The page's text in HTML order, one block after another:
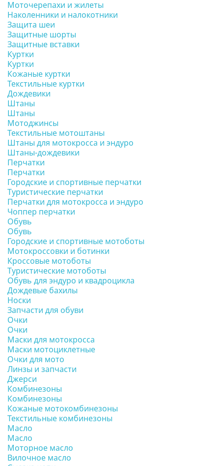
Моточерепахи и жилеты
Наколенники и налокотники
Защита шеи
Защитные шорты
Защитные вставки
Куртки
Куртки
Кожаные куртки
Текстильные куртки
Дождевики
Штаны
Штаны
Мотоджинсы
Текстильные мотоштаны
Штаны для мотокросса и эндуро
Штаны-дождевики
Перчатки
Перчатки
Городские и спортивные перчатки
Туристические перчатки
Перчатки для мотокросса и эндуро
Чоппер перчатки
Обувь
Обувь
Городские и спортивные мотоботы
Мотокроссовки и ботинки
Кроссовые мотоботы
Туристические мотоботы
Обувь для эндуро и квадроцикла
Дождевые бахилы
Носки
Запчасти для обуви
Очки
Очки
Маски для мотокросса
Маски мотоциклетные
Очки для мото
Линзы и запчасти
Джерси
Комбинезоны
Комбинезоны
Кожаные мотокомбинезоны
Текстильные комбинезоны
Масло
Масло
Моторное масло
Вилочное масло